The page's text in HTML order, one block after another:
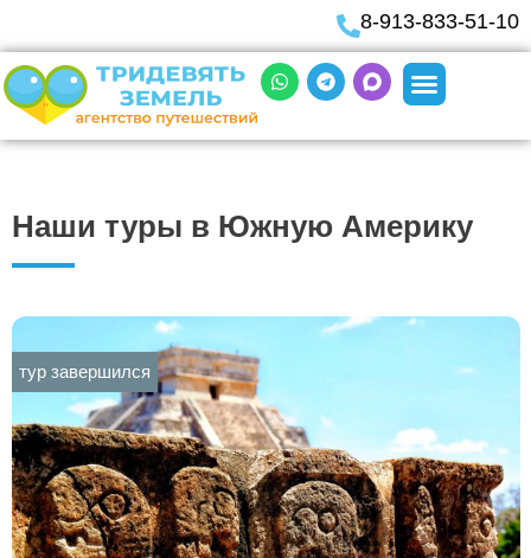
8-913-833-51-10
Наши туры в Южную Америку
тур завершился